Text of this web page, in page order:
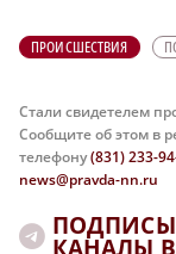
ПРОИСШЕСТВИЯ
Стали свидетелем
Сообщите об этом в
телефону(831) 233-
news@pravda-nn.ru